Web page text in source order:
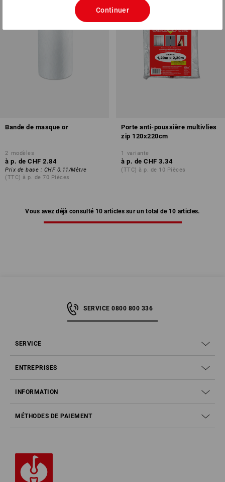
Bande de masque or
2 modèles
à p. de CHF 2.84
Prix de base : CHF 0.11/Mètre
(TTC) à p. de 70 Pièces
Porte anti-poussière multivlies
zip 120x220cm
1 variante
à p. de CHF 3.34
(TTC) à p. de 10 Pièces
Vous avez déjà consulté 10 articles sur un total de 10 articles.
SERVICE 0800 800 336
SERVICE
ENTREPRISES
INFORMATION
MÉTHODES DE PAIEMENT
Continuer